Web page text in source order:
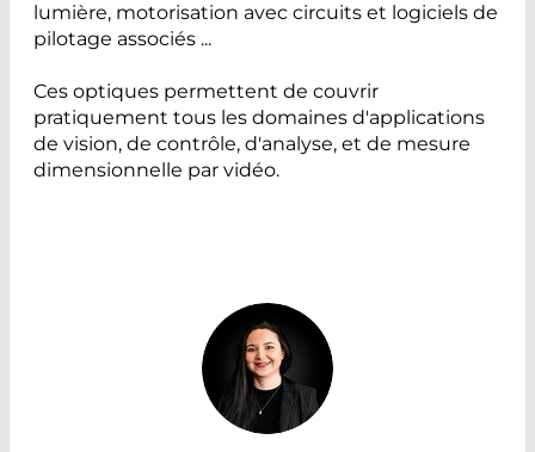
lumière, motorisation avec circuits et logiciels de
pilotage associés ...
Ces optiques permettent de couvrir
pratiquement tous les domaines d'applications
de vision, de contrôle, d'analyse, et de mesure
dimensionnelle par vidéo.